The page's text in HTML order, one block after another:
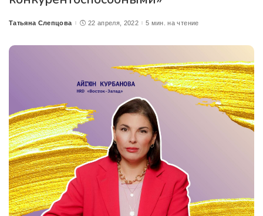
Posted
Татьяна Слепцова 22 апреля, 2022 5 мин. на чтение